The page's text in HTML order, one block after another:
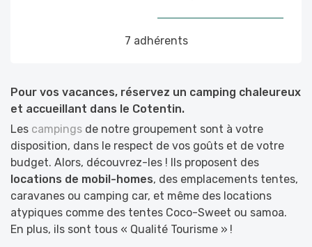
7 adhérents
Pour vos vacances, réservez un camping chaleureux
et accueillant dans le Cotentin.
Les campings de notre groupement sont à votre
disposition, dans le respect de vos goûts et de votre
budget. Alors, découvrez-les ! Ils proposent des
locations de mobil-homes, des emplacements tentes,
caravanes ou camping car, et même des locations
atypiques comme des tentes Coco-Sweet ou samoa.
En plus, ils sont tous « Qualité Tourisme » !